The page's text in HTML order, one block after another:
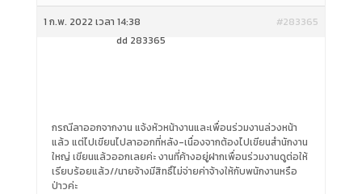
1 ก.พ. 2022 เวลา 14:38
#283365
dd 283365
กรณีลาออกจากงาน แจ้งหัวหน้างานและเพื่อนร่วมงานล่วงหน้า
แล้ว แต่ไปเขียนไปลาออกที่หลัง-เนื่องจากต้องไปเขียนสำนักงาน
ใหญ่ เขียนแล้วออกเลยค่ะ งานที่ค้างอยู่ฝากเพื่อนร่วมงานดูต่อให้
เรียบร้อยแล้ว//นายจ้างมีสิทธิ์ไม่จ่ายค่าจ้างให้กับพนักงานหรือ
ป่าวค่ะ